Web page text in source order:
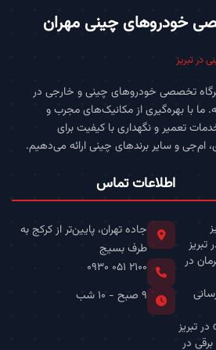
خودروهای چینی مهران
در تبریز
تخصصی خودروهای چینی و خارجی در
15 سال سابقه. ما با بهره‌گیری از مکانیک‌های مجرب و
تعمیر و نگهداری با کیفیت برای
ام‌جی و سایر برندهای چینی ارائه می‌دهیم.
تبریز
در
در
اطلاعات تماس
جاده تهران، پایین‌تر از کرکج به
طرف بسیج
۰۹۳۰ ۰۵۱ ۲۱۰۰
۹ صبح - ۱۰ شب